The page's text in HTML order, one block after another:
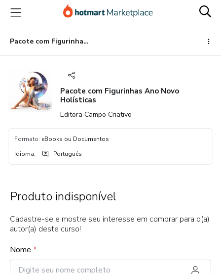
para
conteúdo
principal
para
pagamento
para
rodapé
Pacote com Figurinhas Ano Novo Holísticas
Pacote com Figurinhas Ano Novo
Holísticas
Editora Campo Criativo
Formato: eBooks ou Documentos
Idioma: Português
Produto indisponível
Cadastre-se e mostre seu interesse em comprar para o(a)
autor(a) deste curso!
Nome *